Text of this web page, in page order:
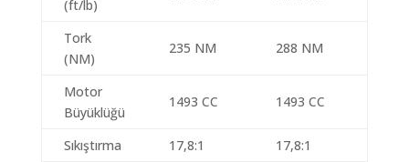
(ft/lb)
Tork
(NM)
235 NM 288 NM
Motor
Büyüklüğü
1493 CC 1493 CC
Sıkıştırma 17,8:1 17,8:1